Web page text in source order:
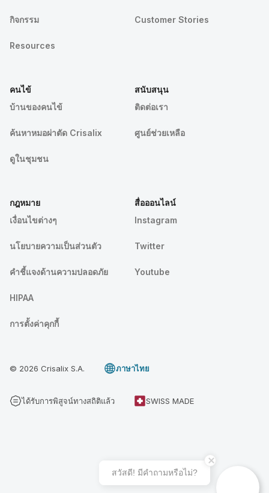
กิจกรรม
Resources
Customer Stories
คนไข้
บ้านของคนไข้
ค้นหาหมอผ่าตัด Crisalix
ดูในชุมชน
สนับสนุน
ติดต่อเรา
ศูนย์ช่วยเหลือ
กฎหมาย
เงื่อนไขต่างๆ
นโยบายความเป็นส่วนตัว
คําชี้แจงด้านความปลอดภัย
HIPAA
การตั้งค่าคุกกี้
สื่อออนไลน์
Instagram
Twitter
Youtube
© 2026 Crisalix S.A. ภาษาไทย
ได้รับการพิสูจน์ทางสถิติแล้ว SWISS MADE
สวัสดี! มีคําถามหรือไม่?